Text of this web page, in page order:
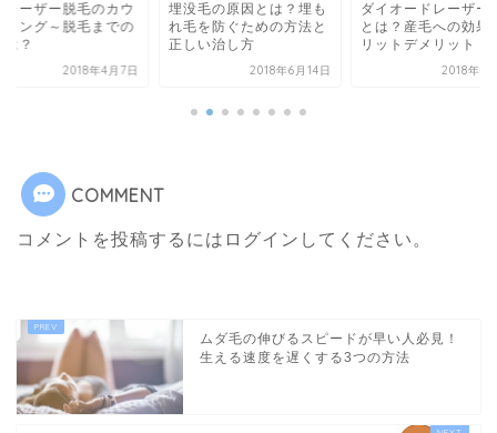
埋没毛の原因とは？埋も
れ毛を防ぐための方法と
正しい治し方
2018年6月14日
ダイオードレーザー脱毛
とは？産毛への効果やメ
リットデメリット
2018年8月31日
医療レーザー脱
ットデメリット
火傷の危険性
COMMENT
コメントを投稿するには ログイン してください。
ムダ毛の伸びるスピードが早い人必見！
生える速度を遅くする3つの方法